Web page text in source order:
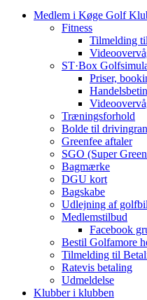
Medlem i Køge Golf
Fitness
Tilmelding
ST·Box
Priser,
Træningsforhold
Bolde til
Greenfee aftaler
SGO (Super
Bagmærke
DGU kort
Bagskabe
Udlejning af
Medlemstilbud
Facebook
Bestil Golfamore
Tilmelding til
Ratevis betaling
Udmeldelse
Klubber i klubben